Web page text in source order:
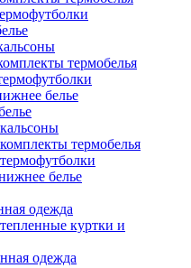
термобелья
белье
термобелья
белье
одежда
куртки и
одежда